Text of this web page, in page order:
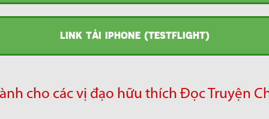
LINK TẢI IPHONE (TESTFLIGHT)
cho các vị đạo hữu thích Đọc Truyện